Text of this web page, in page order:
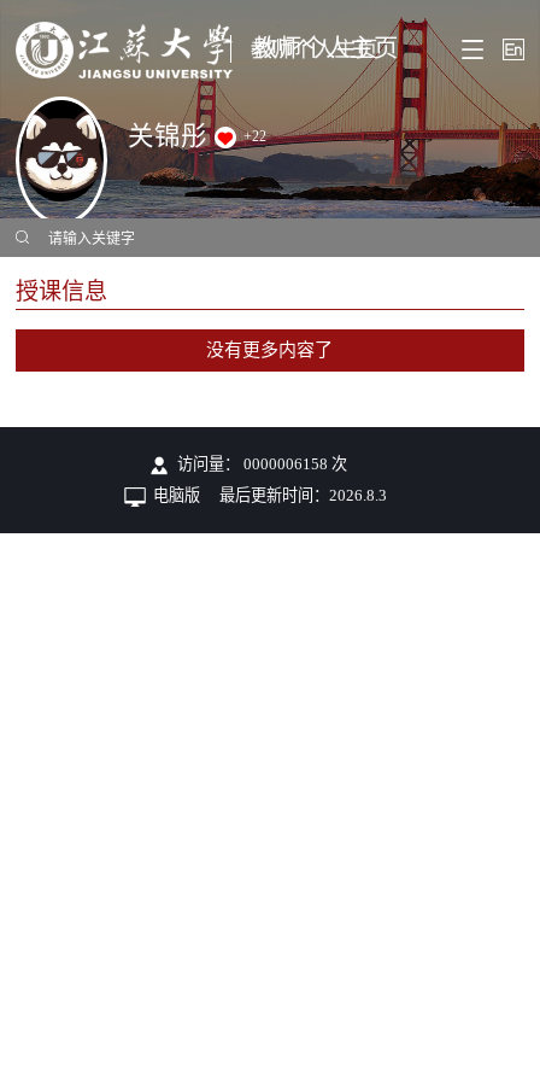
教师个人主页
关锦彤 +22
授课信息
没有更多内容了
访问量： 0000006158 次
电脑版
最后更新时间：2026 .8 .3